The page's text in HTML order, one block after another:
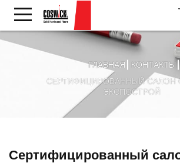
ГЛАВНАЯ
КОНТАКТЫ
СЕРТИФИЦИРОВАННЫЙ САЛОН
ЭКСПОСТРОЙ
Сертифицированный